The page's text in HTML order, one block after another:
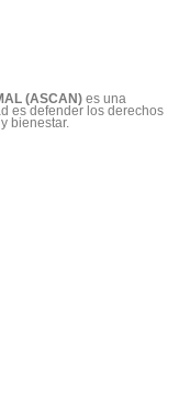
(ASCAN) es una
es defender los derechos
bienestar.